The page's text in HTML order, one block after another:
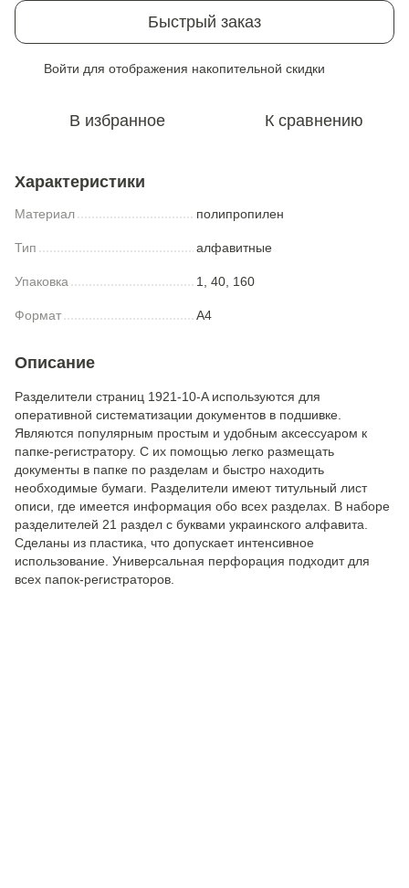
Быстрый заказ
Войти для отображения накопительной скидки
В избранное К сравнению
Характеристики
Материал полипропилен
Тип алфавитные
Упаковка 1, 40, 160
Формат A4
Описание
Разделители страниц 1921-10-A используются для
оперативной систематизации документов в подшивке.
Являются популярным простым и удобным аксессуаром к
папке-регистратору. С их помощью легко размещать
документы в папке по разделам и быстро находить
необходимые бумаги. Разделители имеют титульный лист
описи, где имеется информация обо всех разделах. В наборе
разделителей 21 раздел с буквами украинского алфавита.
Сделаны из пластика, что допускает интенсивное
использование. Универсальная перфорация подходит для
всех папок-регистраторов.